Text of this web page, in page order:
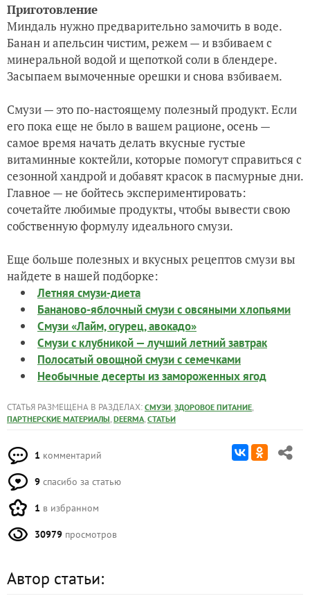
Приготовление
Миндаль нужно предварительно замочить в воде.
Банан и апельсин чистим, режем — и взбиваем с
минеральной водой и щепоткой соли в блендере.
Засыпаем вымоченные орешки и снова взбиваем.
Смузи — это по-настоящему полезный продукт. Если
его пока еще не было в вашем рационе, осень —
самое время начать делать вкусные густые
витаминные коктейли, которые помогут справиться с
сезонной хандрой и добавят красок в пасмурные дни.
Главное — не бойтесь экспериментировать:
сочетайте любимые продукты, чтобы вывести свою
собственную формулу идеального смузи.
Еще больше полезных и вкусных рецептов смузи вы
найдете в нашей подборке:
Летняя смузи-диета
Бананово-яблочный смузи с овсяными хлопьями
Смузи «Лайм, огурец, авокадо»
Смузи с клубникой — лучший летний завтрак
Полосатый овощной смузи с семечками
Необычные десерты из замороженных ягод
СТАТЬЯ РАЗМЕЩЕНА В РАЗДЕЛАХ: СМУЗИ, ЗДОРОВОЕ ПИТАНИЕ,
ПАРТНЕРСКИЕ МАТЕРИАЛЫ, DEERMA, СТАТЬИ
1 комментарий
9 спасибо за статью
1 в избранном
30979 просмотров
Автор статьи: